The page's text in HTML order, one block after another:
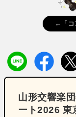
←「コ
山形交響楽
ート2026 東